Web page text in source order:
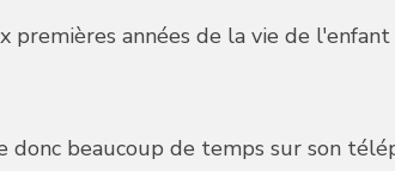
années de la vie de
donc beaucoup de temps sur son